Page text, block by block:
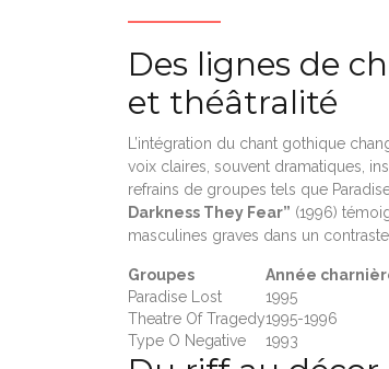
Des lignes de
et théâtralité
L’intégration du chant gothique
voix claires, souvent dramatiques,
refrains de groupes tels que
Darkness They Fear” (1996)
masculines graves dans un
Groupes Année
Paradise Lost
1995
Theatre Of Tragedy1995-1996
Type O Negative
1993